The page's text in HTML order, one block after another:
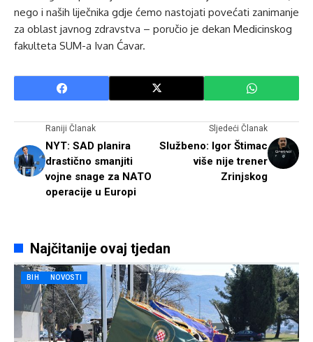
nego i naših liječnika gdje ćemo nastojati povećati zanimanje
za oblast javnog zdravstva – poručio je dekan Medicinskog
fakulteta SUM-a Ivan Ćavar.
Raniji Članak
NYT: SAD planira
drastično smanjiti
vojne snage za NATO
operacije u Europi
Sljedeći Članak
Službeno: Igor Štimac
više nije trener
Zrinjskog
Najčitanije ovaj tjedan
BIH NOVOSTI